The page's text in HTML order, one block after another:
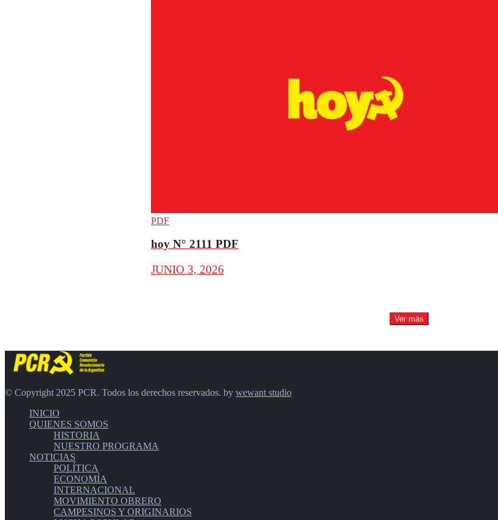
PDF
hoy N° 2111 PDF
JUNIO 3, 2026
Ver más
© Copyright 2025 PCR. Todos los derechos reservados. by wewant studio
INICIO
QUIENES SOMOS
HISTORIA
NUESTRO PROGRAMA
NOTICIAS
POLÍTICA
ECONOMÍA
INTERNACIONAL
MOVIMIENTO OBRERO
CAMPESINOS Y ORIGINARIOS